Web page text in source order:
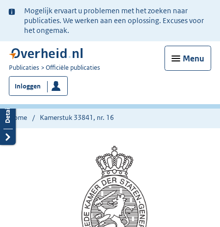
Ter
informatie:
Mogelijk ervaart u problemen met het zoeken naar
publicaties. We werken aan een oplossing. Excuses voor
het ongemak.
Menu
U
bent
nu
hier:
Publicaties Officiële publicaties
Inloggen
Home Kamerstuk 33841, nr. 16